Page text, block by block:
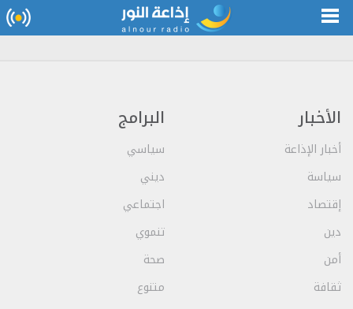
الأخبار
أخبار الإذاعة
سياسة
إقتصاد
دين
أمن
ثقافة
البرامج
سياسي
ديني
اجتماعي
تنموي
صحة
متنوع